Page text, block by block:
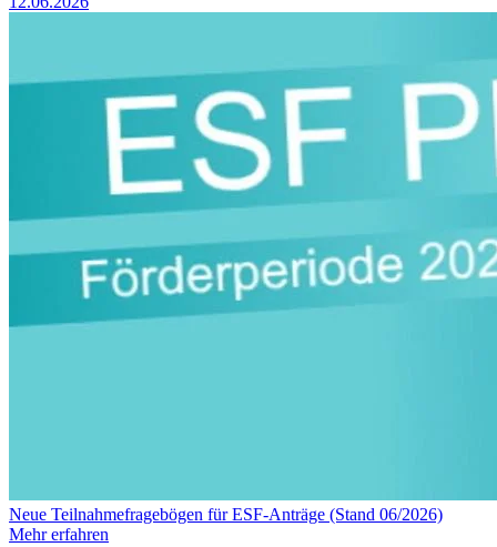
Neue Teilnahmefragebögen für ESF-Anträge (Stand 06/2026)
Mehr erfahren